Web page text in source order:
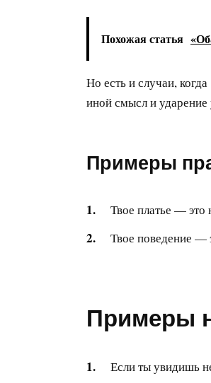
Похожая статья
Но есть и случаи,
иной смысл и ударение
Примеры
Твое платье — это
Твое поведение —
Примеры
Если ты увидишь